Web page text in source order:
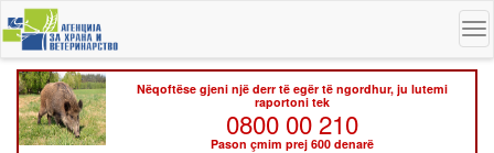
Skip
to
main
content
Nëqoftëse gjeni një derr të egër të ngordhur, ju lutemi
raportoni tek
0800 00 210
Pason çmim prej 600 denarë